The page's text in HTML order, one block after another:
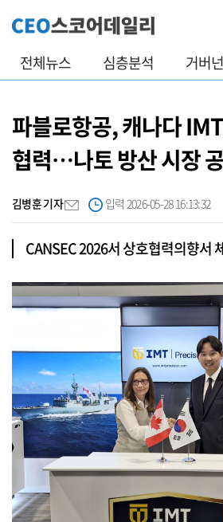
전체뉴스 심층분석 거버
파블로항공, 캐나다
협력…나토 방산 시장
김병훈 기자 입력 2026-05-28 16:13:32
CANSEC 2026서 상호협력의향서